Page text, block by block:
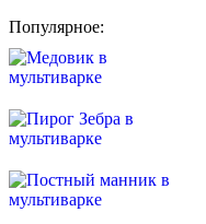
Популярное: